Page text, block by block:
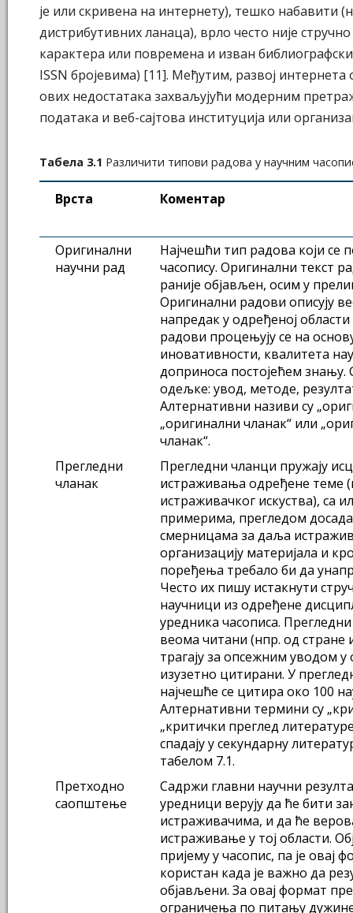
је или скривена на интернету), тешко набавити
дистрибутивних ланаца), врло често није
карактера или повремена и изван
ISSN бројевима) [11]. Међутим, развој
ових недостатака захваљујући модерним
података и веб-сајтова институција или
Табела 3.1 Различити типови радова у научним
Врста Коментар
Оригинални
научни рад
Најчешћи тип радова који се
часопису. Оригинални текст
раније објављен, осим у
Оригинални радови описују
напредак у одређеној
радови процењују се на
иновативности, квалитета
доприноса постојећем знању.
одељке: увод, методе,
Алтернативни називи су
„оригинални чланак“ или
чланак“.
Прегледни
чланак
Прегледни чланци пружају
истраживања одређене теме
истраживачког искуства), са
примерима, прегледом
смерницама за даља
организацију материјала и
поређења требало би да
Често их пишу истакнути
научници из одређене
уредника часописа.
веома читани (нпр. од стране
трагају за опсежним уводом у
изузетно цитирани. У
најчешће се цитира око 100
Алтернативни термини су
„критички преглед
спадају у секундарну
табелом 7.1.
Претходно
саопштење
Садржи главни научни
уредници верују да ће бити
истраживачима, и да ће
истраживање у тој области.
пријему у часопис, па је овај
користан када је важно да
објављени. За овај формат
ограничења по питању